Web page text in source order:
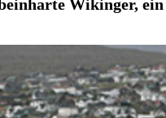
Wikinger,